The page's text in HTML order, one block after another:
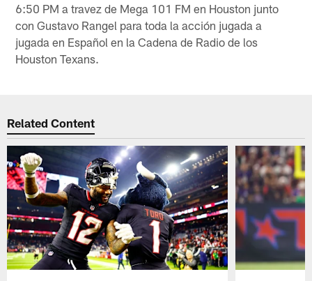
6:50 PM a travez de Mega 101 FM en Houston junto
con Gustavo Rangel para toda la acción jugada a
jugada en Español en la Cadena de Radio de los
Houston Texans.
Related Content